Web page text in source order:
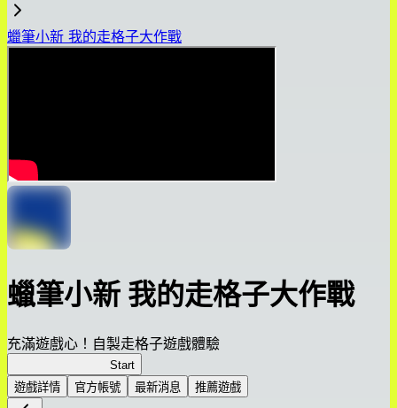
蠟筆小新 我的走格子大作戰
蠟筆小新 我的走格子大作戰
充滿遊戲心！自製走格子遊戲體驗
Start
遊戲詳情
官方帳號 最新消息 推薦遊戲